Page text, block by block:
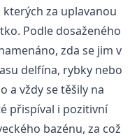
za uplavanou
Podle dosaženého
zda se jim v
delfína, rybky nebo
a vždy se těšily na
přispíval i pozitivní
bazénu, za což